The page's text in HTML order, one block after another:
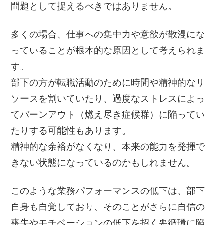
問題として捉えるべきではありません。
多くの場合、仕事への集中力や意欲が散漫にな
っていることが根本的な原因として考えられま
す。
部下の方が転職活動のために時間や精神的なリ
ソースを割いていたり、過度なストレスによっ
てバーンアウト（燃え尽き症候群）に陥ってい
たりする可能性もあります。
精神的な余裕がなくなり、本来の能力を発揮で
きない状態になっているのかもしれません。
このような業務パフォーマンスの低下は、部下
自身も自覚しており、そのことがさらに自信の
喪失やモチベーションの低下を招く悪循環に陥